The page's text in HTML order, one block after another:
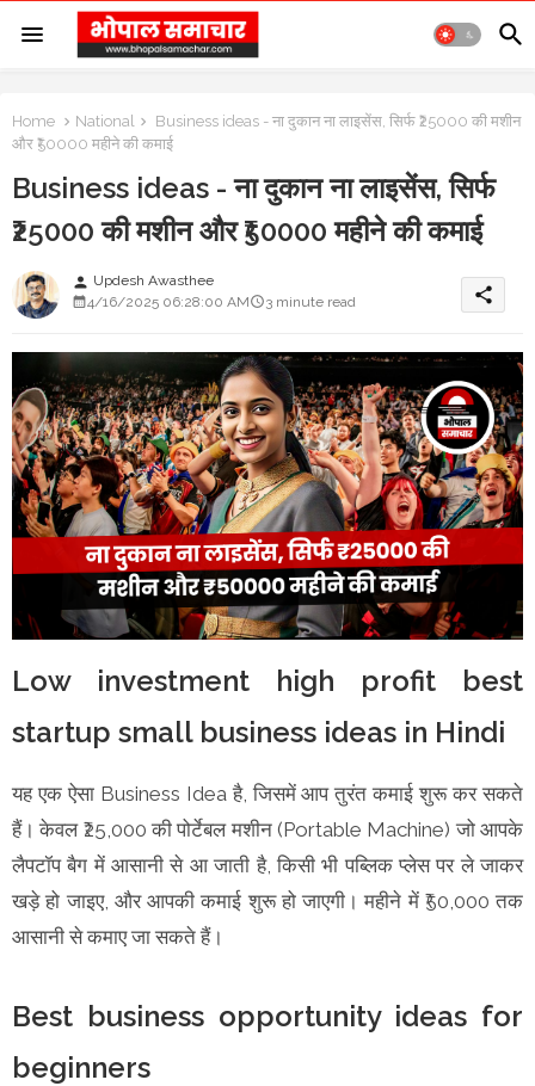
Home National
Business ideas - ना दुकान ना लाइसेंस, सिर्फ ₹25000 की मशीन
और ₹50000 महीने की कमाई
Business ideas - ना दुकान ना लाइसेंस, सिर्फ
₹25000 की मशीन और ₹50000 महीने की कमाई
person Updesh Awasthee
4/16/2025 06:28:00 AM
3 minute read share
Low investment high profit best
startup small business ideas in Hindi
यह एक ऐसा Business Idea है, जिसमें आप तुरंत कमाई शुरू कर सकते
हैं। केवल ₹25,000 की पोर्टेबल मशीन (Portable Machine) जो आपके
लैपटॉप बैग में आसानी से आ जाती है, किसी भी पब्लिक प्लेस पर ले जाकर
खड़े हो जाइए, और आपकी कमाई शुरू हो जाएगी। महीने में ₹50,000 तक
आसानी से कमाए जा सकते हैं।
Best business opportunity ideas for
beginners